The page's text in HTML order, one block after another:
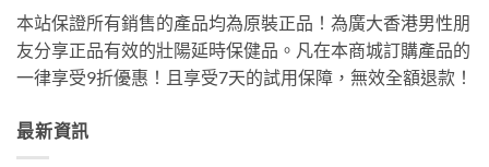
本站保證所有銷售的產品均為原裝正品！為廣大香港男性朋
友分享正品有效的壯陽延時保健品。凡在本商城訂購產品的
一律享受9折優惠！且享受7天的試用保障，無效全額退款！
最新資訊